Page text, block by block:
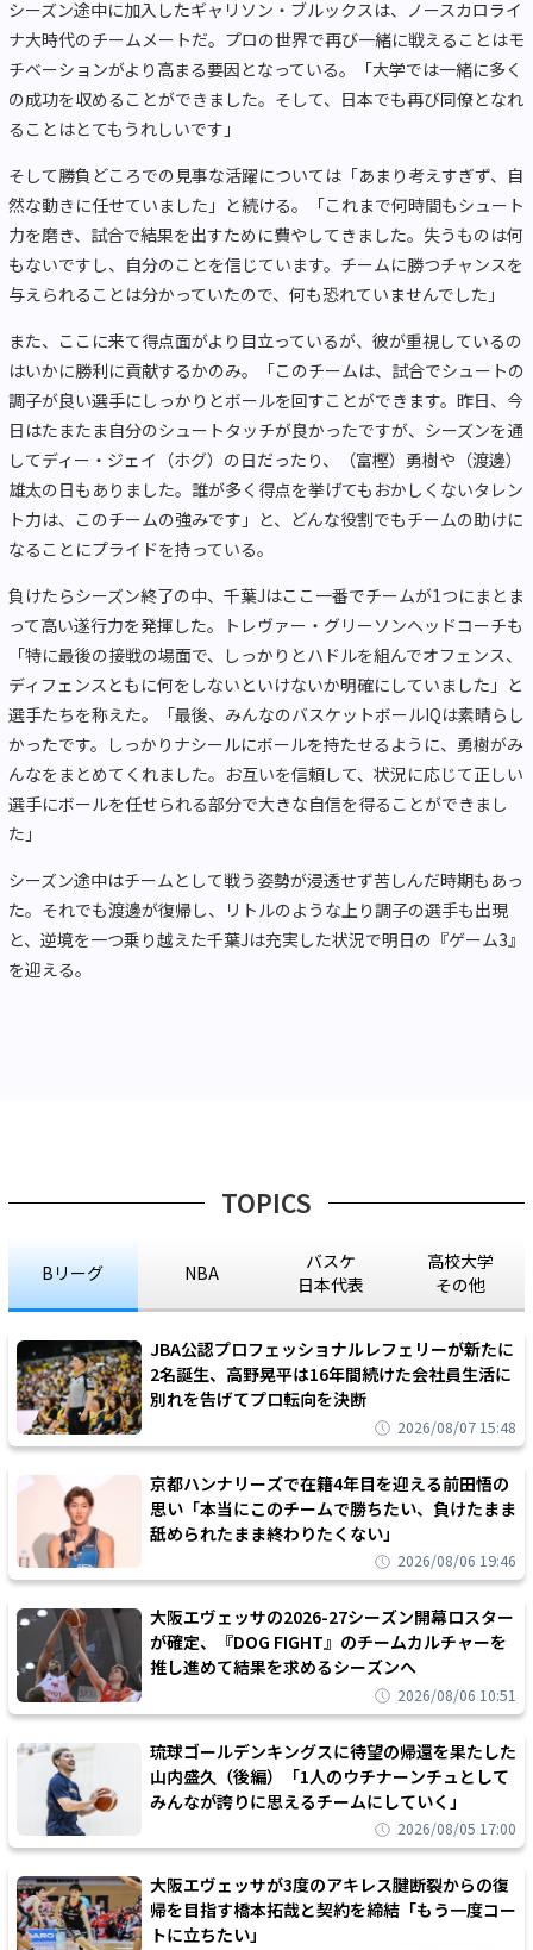
シーズン途中に加入したギャリソン・ブルックスは、ノースカロライ
ナ大時代のチームメートだ。プロの世界で再び一緒に戦えることはモ
チベーションがより高まる要因となっている。「大学では一緒に多く
の成功を収めることができました。そして、日本でも再び同僚となれ
ることはとてもうれしいです」
そして勝負どころでの見事な活躍については「あまり考えすぎず、自
然な動きに任せていました」と続ける。「これまで何時間もシュート
力を磨き、試合で結果を出すために費やしてきました。失うものは何
もないですし、自分のことを信じています。チームに勝つチャンスを
与えられることは分かっていたので、何も恐れていませんでした」
また、ここに来て得点面がより目立っているが、彼が重視しているの
はいかに勝利に貢献するかのみ。「このチームは、試合でシュートの
調子が良い選手にしっかりとボールを回すことができます。昨日、今
日はたまたま自分のシュートタッチが良かったですが、シーズンを通
してディー・ジェイ（ホグ）の日だったり、（富樫）勇樹や（渡邊）
雄太の日もありました。誰が多く得点を挙げてもおかしくないタレン
ト力は、このチームの強みです」と、どんな役割でもチームの助けに
なることにプライドを持っている。
負けたらシーズン終了の中、千葉Jはここ一番でチームが1つにまとま
って高い遂行力を発揮した。トレヴァー・グリーソンヘッドコーチも
「特に最後の接戦の場面で、しっかりとハドルを組んでオフェンス、
ディフェンスともに何をしないといけないか明確にしていました」と
選手たちを称えた。「最後、みんなのバスケットボールIQは素晴らし
かったです。しっかりナシールにボールを持たせるように、勇樹がみ
んなをまとめてくれました。お互いを信頼して、状況に応じて正しい
選手にボールを任せられる部分で大きな自信を得ることができまし
た」
シーズン途中はチームとして戦う姿勢が浸透せず苦しんだ時期もあっ
た。それでも渡邊が復帰し、リトルのような上り調子の選手も出現
と、逆境を一つ乗り越えた千葉Jは充実した状況で明日の『ゲーム3』
を迎える。
TOPICS
Bリーグ NBA
バスケ
日本代表
高校大学
その他
JBA公認プロフェッショナルレフェリーが新たに
2名誕生、高野晃平は16年間続けた会社員生活に
別れを告げてプロ転向を決断
2026/08/07 15:48
京都ハンナリーズで在籍4年目を迎える前田悟の
思い「本当にこのチームで勝ちたい、負けたまま
舐められたまま終わりたくない」
2026/08/06 19:46
大阪エヴェッサの2026-27シーズン開幕ロスター
が確定、『DOG FIGHT』のチームカルチャーを
推し進めて結果を求めるシーズンへ
2026/08/06 10:51
琉球ゴールデンキングスに待望の帰還を果たした
山内盛久（後編）「1人のウチナーンチュとして
みんなが誇りに思えるチームにしていく」
2026/08/05 17:00
大阪エヴェッサが3度のアキレス腱断裂からの復
帰を目指す橋本拓哉と契約を締結「もう一度コー
トに立ちたい」